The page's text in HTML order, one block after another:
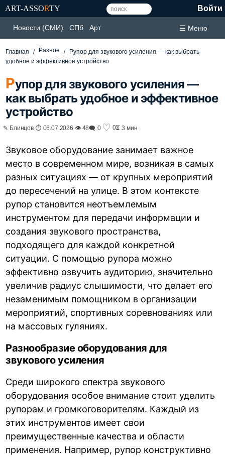
ART-ASSORTY Войти
Новости (СМИ) СПб Арт ☰ Меню
Главная Разное
Рупор для звукового усиления — как выбрать
удобное и эффективное устройство
Рупор для звукового усиления —
как выбрать удобное и эффективное
устройство
✎ Блинцов ⏱ 06.07.2026 👁 48🗨 0 ♡ 0⏳ 3 мин
Звуковое оборудование занимает важное
место в современном мире, возникая в самых
разных ситуациях — от крупных мероприятий
до пересечений на улице. В этом контексте
рупор становится неотъемлемым
инструментом для передачи информации и
создания звукового пространства,
подходящего для каждой конкретной
ситуации. С помощью рупора можно
эффективно озвучить аудиторию, значительно
увеличив радиус слышимости, что делает его
незаменимым помощником в организации
мероприятий, спортивных соревнованиях или
на массовых гуляниях.
Разнообразие оборудования для
звукового усиления
Среди широкого спектра звукового
оборудования особое внимание стоит уделить
рупорам и громкоговорителям. Каждый из
этих инструментов имеет свои
преимущественные качества и области
применения. Например, рупор конструктивно